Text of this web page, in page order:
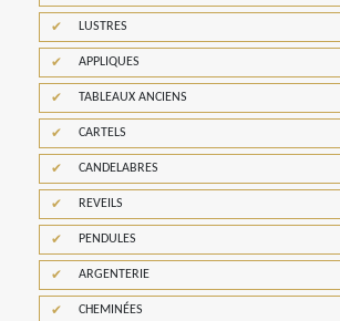
LUSTRES
APPLIQUES
TABLEAUX ANCIENS
CARTELS
CANDELABRES
REVEILS
PENDULES
ARGENTERIE
CHEMINÉES